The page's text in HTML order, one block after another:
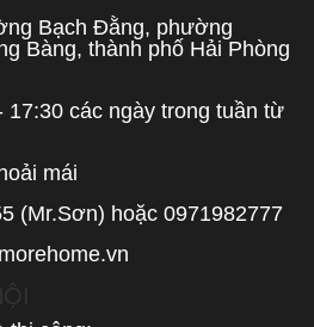
Bạch Đằng, phường
Bàng, thành phố Hải Phòng
các ngày trong tuần từ
mái
(Mr.Sơn) hoặc 0971982777